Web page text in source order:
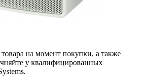
на момент покупки, а также
у квалифицированных